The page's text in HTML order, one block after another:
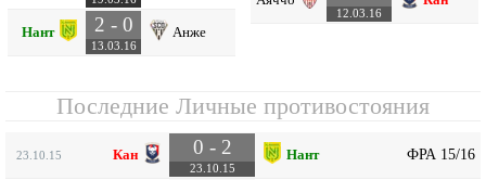
Нант 2 - 0
13.03.16
Анже
12.03.16
Последние Личные противостояния
23.10.15 Кан 0 - 2
23.10.15
Нант ФРА 15/16